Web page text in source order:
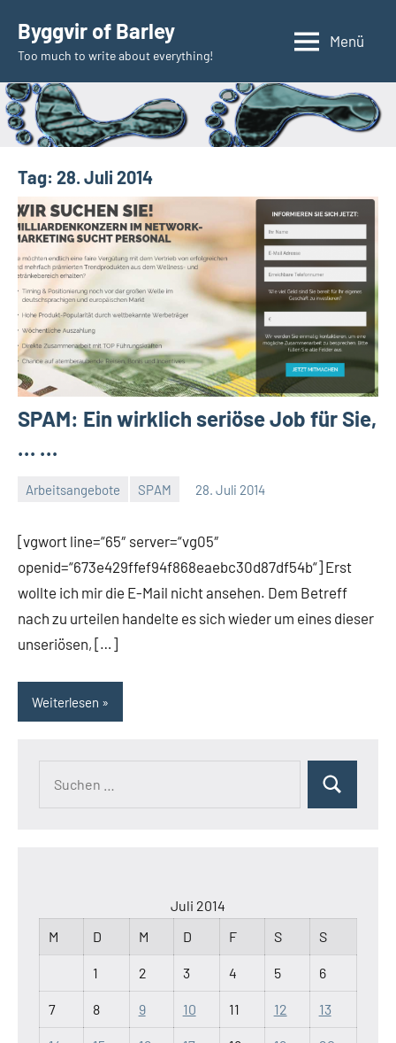
Inhalt
springen
Byggvir of Barley
Too much to write about everything!
Menü
Tag: 28. Juli 2014
SPAM: Ein wirklich seriöse Job für Sie,
… …
Arbeitsangebote SPAM 28. Juli 2014
[vgwort line=“65″ server=“vg05″
openid=“673e429ffef94f868eaebc30d87df54b“] Erst
wollte ich mir die E-Mail nicht ansehen. Dem Betreff
nach zu urteilen handelte es sich wieder um eines dieser
unseriösen, […]
Weiterlesen
Suchen
Juli 2014
M
D M D F S S
1 2 3 4 5 6
7 8 9 10 11 12 13